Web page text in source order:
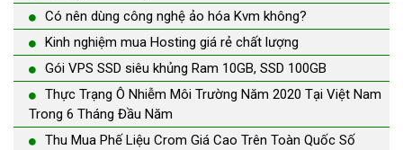
Có nên dùng công nghệ ảo hóa Kvm không?
Kinh nghiệm mua Hosting giá rẻ chất lượng
Gói VPS SSD siêu khủng Ram 10GB, SSD 100GB
Thực Trạng Ô Nhiễm Môi Trường Năm 2020 Tại Việt Nam
Trong 6 Tháng Đầu Năm
Thu Mua Phế Liệu Crom Giá Cao Trên Toàn Quốc Số